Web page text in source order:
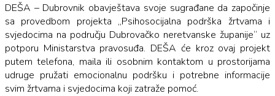
DEŠA – Dubrovnik obavještava svoje sugrađane da započinje
sa provedbom projekta „Psihosocijalna podrška žrtvama i
svjedocima na području Dubrovačko neretvanske županije“ uz
potporu Ministarstva pravosuđa. DEŠA će kroz ovaj projekt
putem telefona, maila ili osobnim kontaktom u prostorijama
udruge pružati emocionalnu podršku i potrebne informacije
svim žrtvama i svjedocima koji zatraže pomoć.